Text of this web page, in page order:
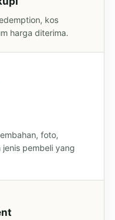
kos
harga diterima.
foto,
pembeli yang